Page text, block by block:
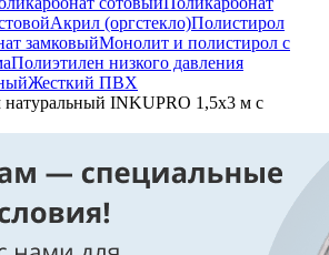
Акрил (оргстекло)Полистирол
замковыйМонолит и полистирол с
Полиэтилен низкого давления
Жесткий ПВХ
INKUPRO 1,5х3 м с